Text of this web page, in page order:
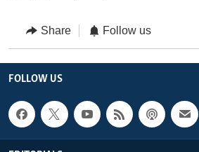
Share Follow us
FOLLOW US